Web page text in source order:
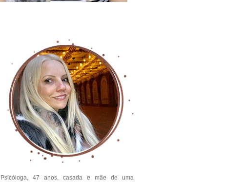
Psicóloga, 47 anos, casada e mãe de uma